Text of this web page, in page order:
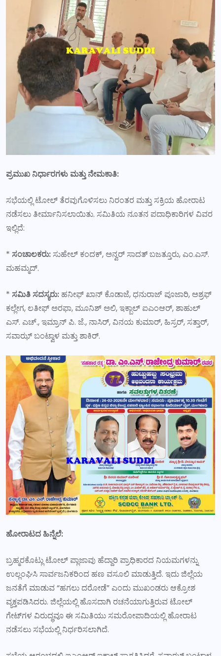
ಪ್ರಮುಖ ನಿರ್ಧಾರಗಳು ಮತ್ತು ನೇಮಕಾತಿ:
ಸಭೆಯಲ್ಲಿ ಟೋಲ್ ತೆರವುಗೊಳಿಸಲು ನಿರಂತರ ಮತ್ತು ಸಕ್ರಿಯ ಹೋರಾಟ
ನಡೆಸಲು ತೀರ್ಮಾನಿಸಲಾಯಿತು. ಸಮಿತಿಯ ನೂತನ ಪದಾಧಿಕಾರಿಗಳ ವಿವರ
ಇಲ್ಲಿದೆ:
* ಸಂಚಾಲಕರು: ಸುಹೇಲ್ ಕಂದಕ್, ಅನ್ವರ್ ಸಾದತ್ ಬಜತ್ತೂರು, ಎಂ.ಎಸ್.
ಮಹಮ್ಮದ್.
* ಸಮಿತಿ ಸದಸ್ಯರು: ಹನೀಫ್ ಖಾನ್ ಕೊಡಾಜೆ, ಧನುರಾಜ್ ಪೂಜಾರಿ, ಅಶ್ರಫ್
ಕಲ್ಲೇಗ, ಲತೀಫ್ ಅರಫಾ, ಮೂನಿಶ್ ಅಲಿ, ಇಕ್ಬಾಲ್ ಐಎಂಆರ್, ಶಾಹುಲ್
ಎಸ್. ಎಚ್., ಇಮ್ರಾನ್ ಪಿ. ಜೆ., ನಾಸಿರ್, ವಿನಯ ಕುಮಾರ್, ಹಿಸ್ರರ್, ಸತ್ತಾರ್,
ಸವಾಝ್ ಬಂಟ್ವಾಳ ಮತ್ತು ಶಾಕಿರ್.
ಹೋರಾಟದ ಹಿನ್ನೆಲೆ:
ಬ್ರಹ್ಮರಕೊಟ್ಲು ಟೋಲ್ ಪ್ಲಾಜಾವು ಹೆದ್ದಾರಿ ಪ್ರಾಧಿಕಾರದ ನಿಯಮಗಳನ್ನು
ಉಲ್ಲಂಘಿಸಿ ಸಾರ್ವಜನಿಕರಿಂದ ಹಣ ವಸೂಲಿ ಮಾಡುತ್ತಿದೆ. ಇದು ಜಿಲ್ಲೆಯ
ಜನತೆಗೆ ಮಾಡುವ “ಹಗಲು ದರೋಡೆ” ಎಂದು ಮುಖಂಡರು ಆಕ್ರೋಶ
ವ್ಯಕ್ತಪಡಿಸಿದರು. ಜಿಲ್ಲೆಯಲ್ಲಿ ಹೊಸದಾಗಿ ರಚನೆಯಾಗುತ್ತಿರುವ ಟೋಲ್
ಗೇಟ್‌ಗಳ ವಿರುದ್ಧವೂ ಈ ಸಮಿತಿಯು ಸಮರೋಪಾದಿಯಲ್ಲಿ ಹೋರಾಟ
ನಡೆಸಲು ಸಭೆಯಲ್ಲಿ ನಿರ್ಧರಿಸಲಾಗಿದೆ.